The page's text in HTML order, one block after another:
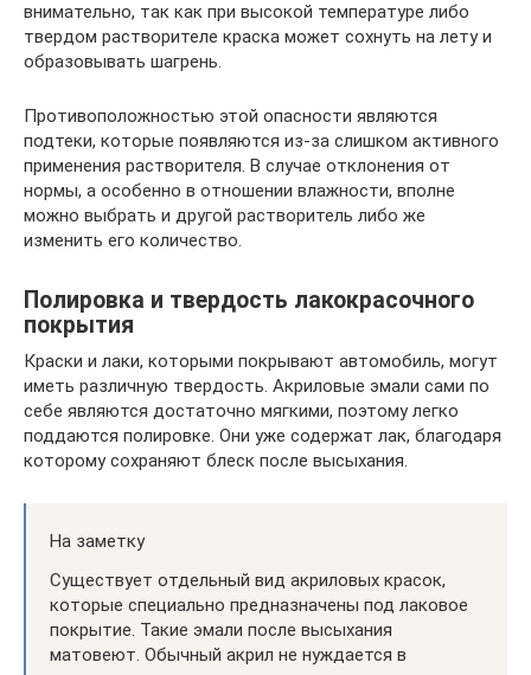
внимательно, так как при высокой температуре либо
твердом растворителе краска может сохнуть на лету и
образовывать шагрень.
Противоположностью этой опасности являются
подтеки, которые появляются из-за слишком активного
применения растворителя. В случае отклонения от
нормы, а особенно в отношении влажности, вполне
можно выбрать и другой растворитель либо же
изменить его количество.
Полировка и твердость лакокрасочного
покрытия
Краски и лаки, которыми покрывают автомобиль, могут
иметь различную твердость. Акриловые эмали сами по
себе являются достаточно мягкими, поэтому легко
поддаются полировке. Они уже содержат лак, благодаря
которому сохраняют блеск после высыхания.
На заметку
Существует отдельный вид акриловых красок,
которые специально предназначены под лаковое
покрытие. Такие эмали после высыхания
матовеют. Обычный акрил не нуждается в